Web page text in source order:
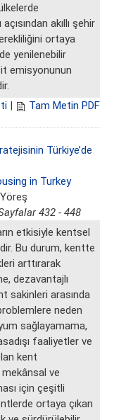
akıllı şehir
ortaya
yenilenebilir
emisyonunun
Tam Metin PDF
Türkiye’de
in Turkey
432 - 448
etkisiyle kentsel
Bu durum, kentte
arttırarak
dezavantajlı
sakinleri arasında
neden
sağlayamama,
faaliyetler ve
kent
ve
için çeşitli
ortaya çıkan